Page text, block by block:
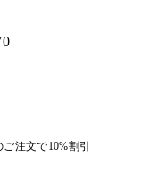
注文で10%割引